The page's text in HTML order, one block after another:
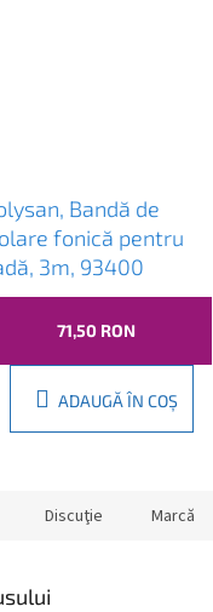
Bandă de
fonică pentru
3m, 93400
71,50 RON
ADAUGĂ ÎN COŞ
Discuţie Marcă